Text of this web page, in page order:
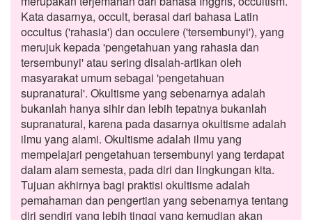
Kata dasarnya, occult, berasal dari bahasa Latin
occultus ('rahasia') dan occulere ('tersembunyi'), yang
merujuk kepada 'pengetahuan yang rahasia dan
tersembunyi' atau sering disalah-artikan oleh
masyarakat umum sebagai 'pengetahuan
supranatural'. Okultisme yang sebenarnya adalah
bukanlah hanya sihir dan lebih tepatnya bukanlah
supranatural, karena pada dasarnya okultisme adalah
ilmu yang alami. Okultisme adalah ilmu yang
mempelajari pengetahuan tersembunyi yang terdapat
dalam alam semesta, pada diri dan lingkungan kita.
Tujuan akhirnya bagi praktisi okultisme adalah
pemahaman dan pengertian yang sebenarnya tentang
diri sendiri yang lebih tinggi yang kemudian akan